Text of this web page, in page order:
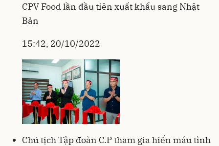
CPV Food lần đầu tiên xuất khẩu sang Nhật
Bản
15:42, 20/10/2022
Chủ tịch Tập đoàn C.P tham gia hiến máu tình